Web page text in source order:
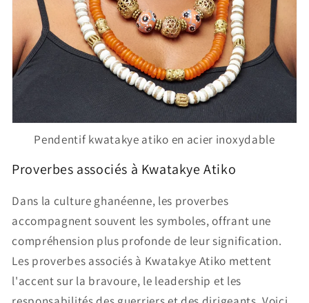
Pendentif kwatakye atiko en acier inoxydable
Proverbes associés à Kwatakye Atiko
Dans la culture ghanéenne, les proverbes
accompagnent souvent les symboles, offrant une
compréhension plus profonde de leur signification.
Les proverbes associés à Kwatakye Atiko mettent
l'accent sur la bravoure, le leadership et les